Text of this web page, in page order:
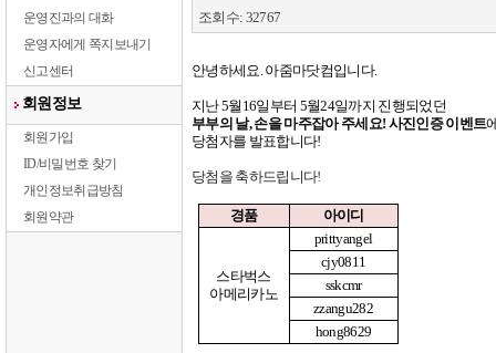
운영진과의 대화
운영자에게 쪽지보내기
신고센터
회원정보
회원가입
ID/비밀번호 찾기
개인정보취급방침
회원약관
조회수: 32767
안녕하세요.아줌마닷컴입니다.
지난5월 16일부터 5월24일까지 진행되었던
부부의 날,손을 마주잡아 주세요! 사진인증 이벤트
당첨자를 발표합니다!
당첨을 축하드립니다!
경품 아이디
스타벅스
아메리카노
prittyangel
cjy0811
sskcmr
zzangu282
hong8629